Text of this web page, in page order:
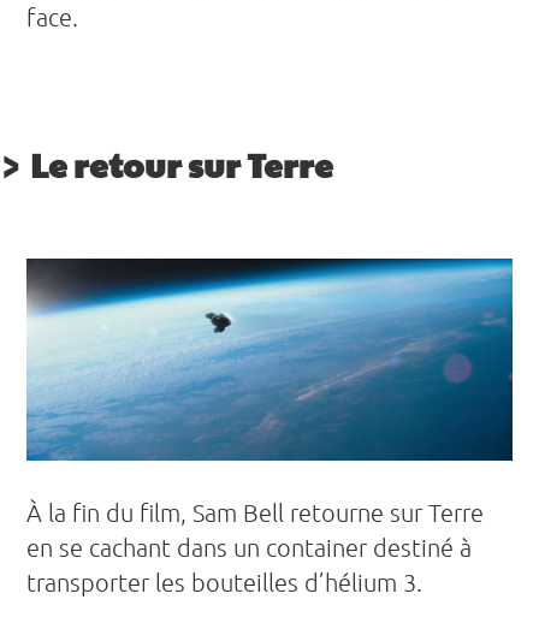
face.
Le retour sur Terre
À la fin du film, Sam Bell retourne sur Terre
en se cachant dans un container destiné à
transporter les bouteilles d’hélium 3.